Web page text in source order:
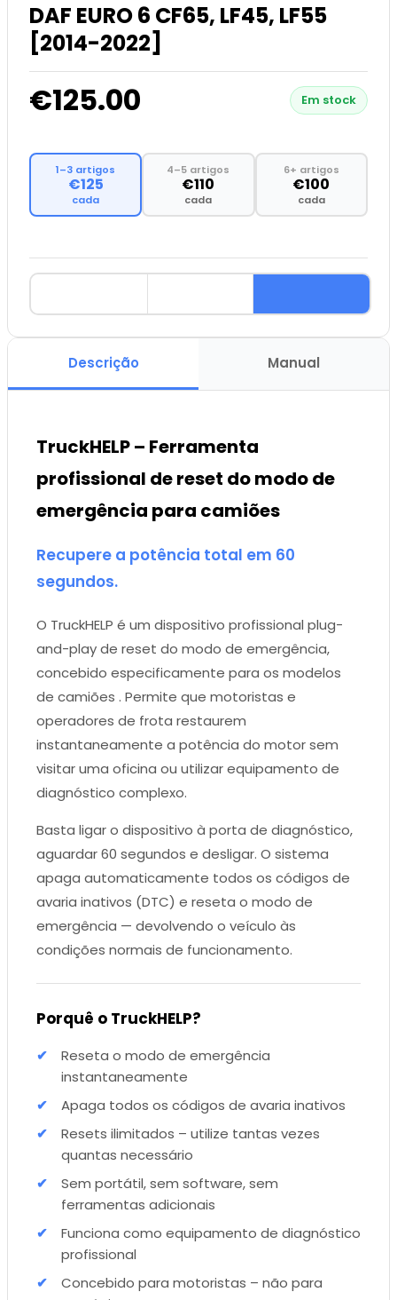
DAF EURO 6 CF65, LF45, LF55
[2014-2022]
€125.00 Em stock
1–3 artigos
€125
cada
4–5 artigos
€110
cada
6+ artigos
€100
cada
Descrição Manual
TruckHELP – Ferramenta
profissional de reset do modo de
emergência para camiões
Recupere a potência total em 60
segundos.
O TruckHELP é um dispositivo profissional plug-
and-play de reset do modo de emergência,
concebido especificamente para os modelos
de camiões . Permite que motoristas e
operadores de frota restaurem
instantaneamente a potência do motor sem
visitar uma oficina ou utilizar equipamento de
diagnóstico complexo.
Basta ligar o dispositivo à porta de diagnóstico,
aguardar 60 segundos e desligar. O sistema
apaga automaticamente todos os códigos de
avaria inativos (DTC) e reseta o modo de
emergência — devolvendo o veículo às
condições normais de funcionamento.
Porquê o TruckHELP?
Reseta o modo de emergência
instantaneamente
Apaga todos os códigos de avaria inativos
Resets ilimitados – utilize tantas vezes
quantas necessário
Sem portátil, sem software, sem
ferramentas adicionais
Funciona como equipamento de diagnóstico
profissional
Concebido para motoristas – não para